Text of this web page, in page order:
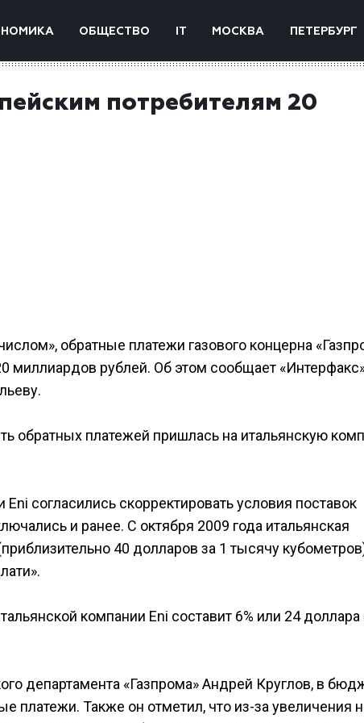
ОБЩЕСТВО IT МОСКВА ПЕТЕРБУРГ
потребителям 20
обратные платежи газового концерна
миллиардов рублей. Об этом сообщает
обратных платежей пришлась на итальянскую
согласились скорректировать условия поставок
и ранее. С октября 2009 года итальянская
40 долларов за 1 тысячу
компании Eni составит 6% или 24 доллара
департамента «Газпрома» Андрей Круглов, в
платежи. Также он отметил, что из-за увеличения